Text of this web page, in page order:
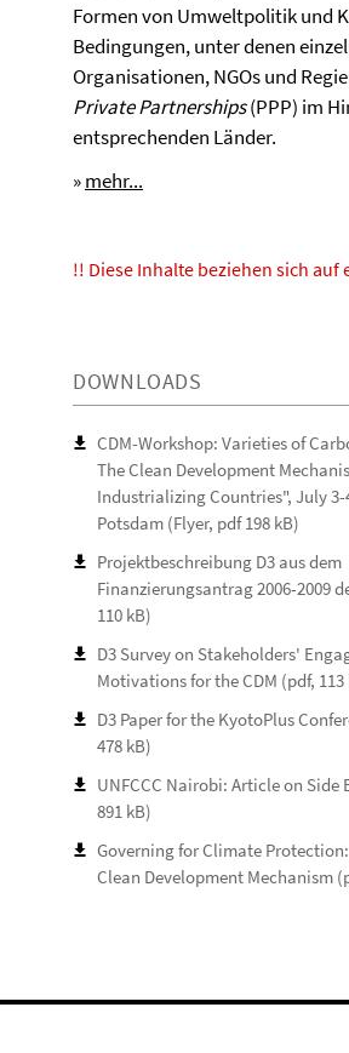
Formen von Umweltpolitik und
Bedingungen, unter denen
Organisationen, NGOs und
Private Partnerships(PPP) im
entsprechenden Länder.
»mehr...
!! Diese Inhalte beziehen sich
DOWNLOADS
CDM-Workshop: Varieties of
The Clean Development
Industrializing Countries", July
Potsdam (Flyer, pdf 198 kB)
Projektbeschreibung D3 aus dem
Finanzierungsantrag 2006-2009
110 kB)
D3 Survey on Stakeholders'
Motivations for the CDM (pdf, 113
D3 Paper for the KyotoPlus
478 kB)
UNFCCC Nairobi: Article on Side
891 kB)
Governing for Climate
Clean Development Mechanism